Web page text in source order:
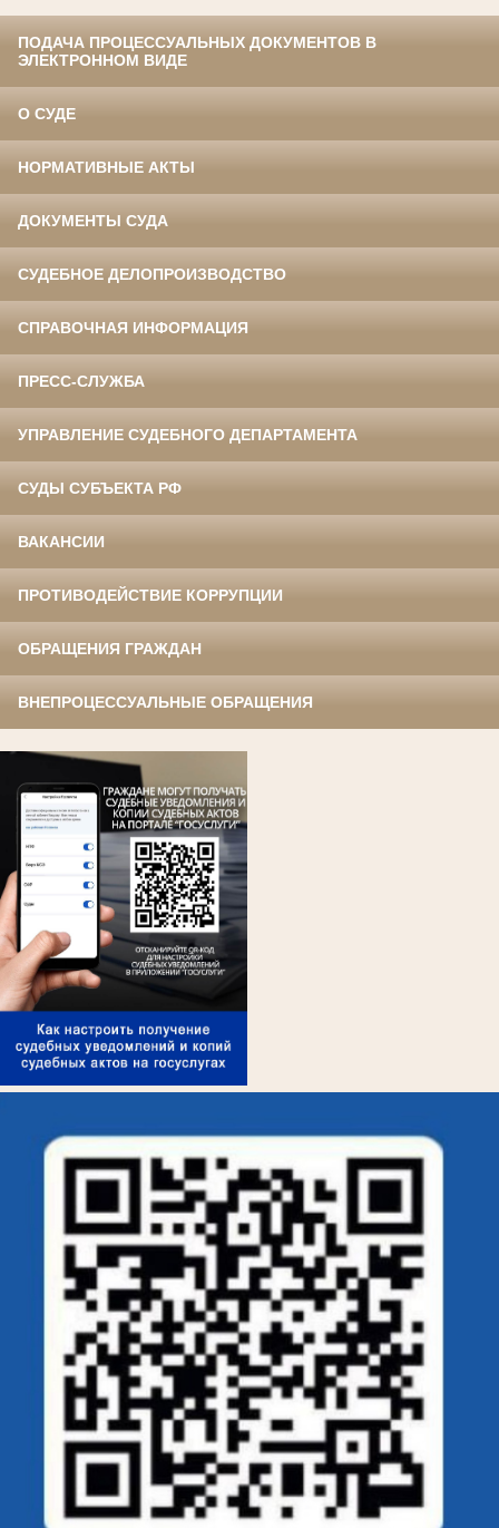
ПОДАЧА ПРОЦЕССУАЛЬНЫХ ДОКУМЕНТОВ В
ЭЛЕКТРОННОМ ВИДЕ
О СУДЕ
НОРМАТИВНЫЕ АКТЫ
ДОКУМЕНТЫ СУДА
СУДЕБНОЕ ДЕЛОПРОИЗВОДСТВО
СПРАВОЧНАЯ ИНФОРМАЦИЯ
ПРЕСС-СЛУЖБА
УПРАВЛЕНИЕ СУДЕБНОГО ДЕПАРТАМЕНТА
СУДЫ СУБЪЕКТА РФ
ВАКАНСИИ
ПРОТИВОДЕЙСТВИЕ КОРРУПЦИИ
ОБРАЩЕНИЯ ГРАЖДАН
ВНЕПРОЦЕССУАЛЬНЫЕ ОБРАЩЕНИЯ